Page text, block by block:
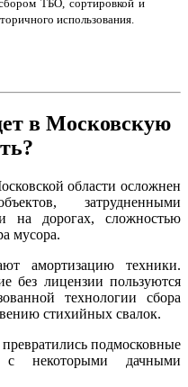
ТБО, сортировкой и
использования.
в Московскую
области осложнен
затрудненными
на дорогах, сложностью
мусора.
амортизацию техники.
без лицензии пользуются
технологии сбора
стихийных свалок.
подмосковные
некоторыми дачными